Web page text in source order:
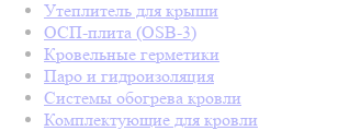
Утеплитель для крыши
ОСП-плита (OSB-3)
Кровельные герметики
Паро и гидроизоляция
Системы обогрева кровли
Комплектующие для кровли